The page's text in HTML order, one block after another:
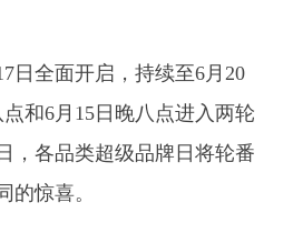
日全面开启，持续至6月20
和6月15日晚八点进入两轮
，各品类超级品牌日将轮番
的惊喜。